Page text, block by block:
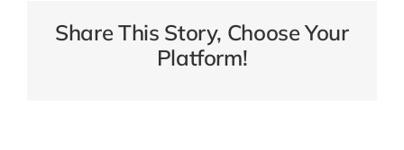
Share This Story, Choose Your
Platform!